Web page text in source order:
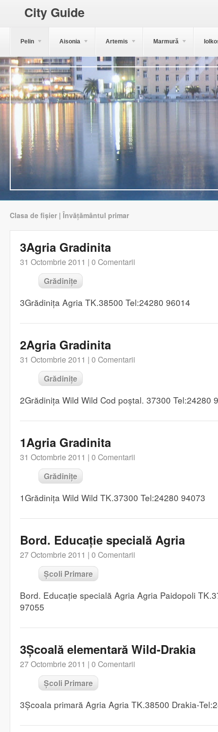
City Guide
Pelin Aisonia Artemis Marmură
Clasa de fișier | Învățământul primar
3Agria Gradinita
31 Octombrie 2011 | 0 Comentarii
Grădinițe
3Grădinița Agria TK.38500 Tel:24280 96014
2Agria Gradinita
31 Octombrie 2011 | 0 Comentarii
Grădinițe
2Grădinița Wild Wild Cod poștal. 37300 Tel:24280
1Agria Gradinita
31 Octombrie 2011 | 0 Comentarii
Grădinițe
1Grădinița Wild Wild TK.37300 Tel:24280 94073
Bord. Educație specială Agria
27 Octombrie 2011 | 0 Comentarii
Școli Primare
Bord. Educație specială Agria Agria Paidopoli
97055
3Școală elementară Wild-Drakia
27 Octombrie 2011 | 0 Comentarii
Școli Primare
3Școala primară Agria Agria TK.38500 Drakia-